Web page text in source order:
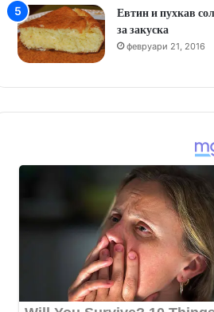
Евтин и пухкав
за закуска
февруари 21, 2016